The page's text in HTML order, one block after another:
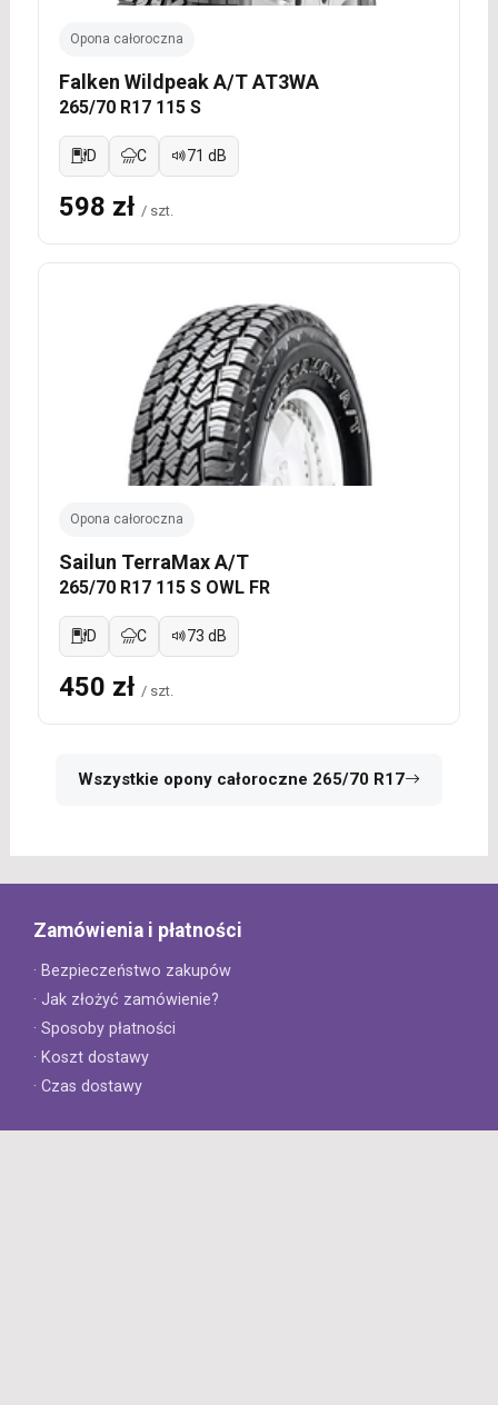
Opona całoroczna
Falken Wildpeak A/T AT3WA
265/70 R17 115 S
D C 71 dB
598 zł / szt.
Opona całoroczna
Sailun TerraMax A/T
265/70 R17 115 S OWL FR
D C 73 dB
450 zł / szt.
Wszystkie opony całoroczne 265/70 R17
Zamówienia i płatności
· Bezpieczeństwo zakupów
· Jak złożyć zamówienie?
· Sposoby płatności
· Koszt dostawy
· Czas dostawy